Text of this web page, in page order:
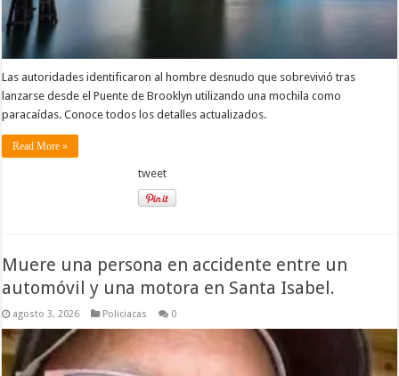
Las autoridades identificaron al hombre desnudo que sobrevivió tras
lanzarse desde el Puente de Brooklyn utilizando una mochila como
paracaídas. Conoce todos los detalles actualizados.
Read More »
tweet
Muere una persona en accidente entre un
automóvil y una motora en Santa Isabel.
agosto 3, 2026 Policiacas 0